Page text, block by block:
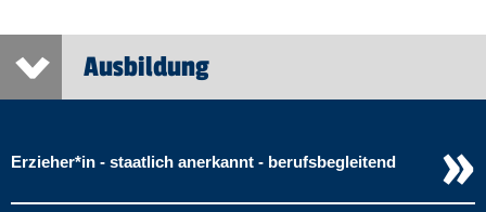
Ausbildung
Erzieher​*in - staatlich anerkannt - berufsbegleitend »